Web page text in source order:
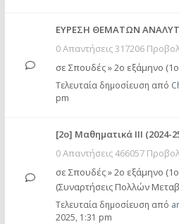
ΕΥΡΕΣΗ ΘΕΜΑΤΩΝ
0 Απαντήσεις 317206
σε Σπουδές»2ο εξάμηνο
Τελευταία δημοσίευση από
pm
[2ο] Μαθηματικά ΙΙΙ (2024-
0 Απαντήσεις 466057
σε Σπουδές»2ο εξάμηνο
(Συναρτήσεις Πολλών
Τελευταία δημοσίευση από
2025, 1:31 pm